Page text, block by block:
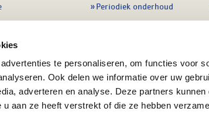
te personaliseren, om functies voor
Ook delen we informatie over uw
adverteren en analyse. Deze partners kunnen
aan ze heeft verstrekt of die ze hebben
Periodiek onderhoud
Preventie & detectie
Alle onderdelen